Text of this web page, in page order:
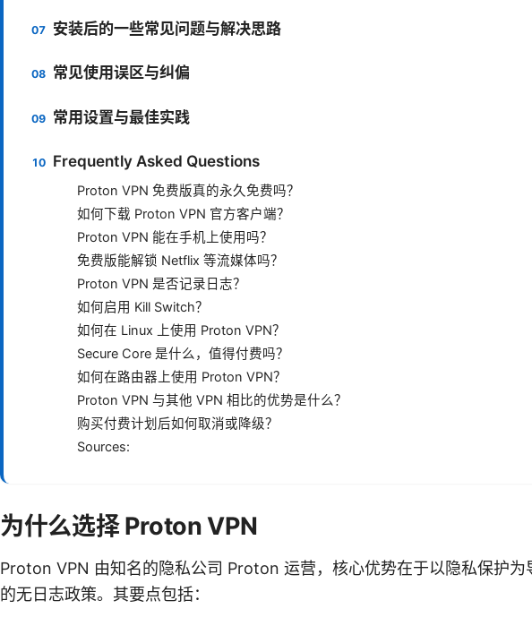
安装后的一些常见问题与解决思路
常见使用误区与纠偏
常用设置与最佳实践
Frequently Asked Questions
Proton VPN 免费版真的永久免费吗？
如何下载 Proton VPN 官方客户端？
Proton VPN 能在手机上使用吗？
免费版能解锁 Netflix 等流媒体吗？
Proton VPN 是否记录日志？
如何启用 Kill Switch？
如何在 Linux 上使用 Proton VPN？
Secure Core 是什么，值得付费吗？
如何在路由器上使用 Proton VPN？
Proton VPN 与其他 VPN 相比的优势是什么？
购买付费计划后如何取消或降级？
Sources:
为什么选择 Proton VPN
Proton VPN 由知名的隐私公司 Proton 运营，核心优势在于以隐私保护为
的无日志政策。其要点包括：